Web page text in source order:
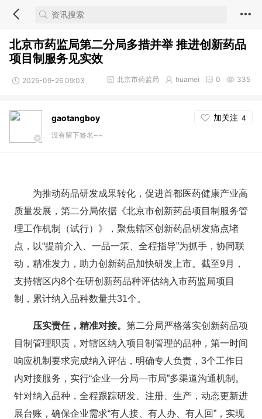
北京市药监局第二分局多措并举 推进创新药品
项目制服务见实效
2025-09-26 09:03 335
0
huamei
北京市药监局
gaotangboy 加关注 4
没有留下签名~~
为推动药品研发成果转化，促进首都医药健康产业高
质量发展，第二分局依据《北京市创新药品项目制服务管
理工作机制（试行）》，聚焦辖区创新药品研发痛点堵
点，以“提前介入、一品一策、全程指导”为抓手，协同联
动，精准发力，助力创新药品加快研发上市。截至9月，
支持辖区内8个在研创新药品种评估纳入市药监局项目
制，累计纳入品种数量共31个。
压实责任，精准对接。 第二分局严格落实创新药品项
目制管理职责，对辖区纳入项目制管理的品种，第一时间
响应机制要求完成纳入评估，明确专人负责，3个工作日
内对接服务，实行“企业—分局—市局”多渠道沟通机制。
针对纳入品种，全程跟踪研发、注册、生产，动态更新进
展台账，确保企业需求“有人接、有人办、有人回”，实现